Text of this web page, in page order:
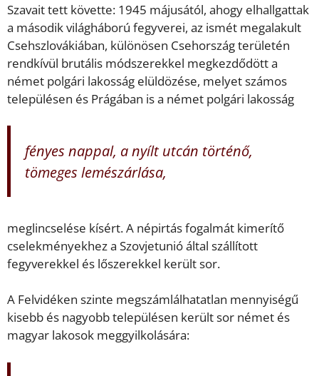
Szavait tett követte: 1945 májusától, ahogy elhallgattak
a második világháború fegyverei, az ismét megalakult
Csehszlovákiában, különösen Csehország területén
rendkívül brutális módszerekkel megkezdődött a
német polgári lakosság elüldözése, melyet számos
településen és Prágában is a német polgári lakosság
fényes nappal, a nyílt utcán történő,
tömeges lemészárlása,
meglincselése kísért. A népirtás fogalmát kimerítő
cselekményekhez a Szovjetunió által szállított
fegyverekkel és lőszerekkel került sor.
A Felvidéken szinte megszámlálhatatlan mennyiségű
kisebb és nagyobb településen került sor német és
magyar lakosok meggyilkolására: